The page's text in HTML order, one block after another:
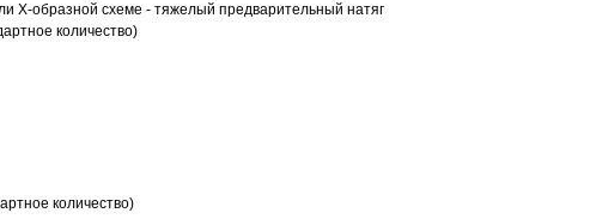
Х-образной схеме - тяжелый предварительный натяг
количество)
количество)